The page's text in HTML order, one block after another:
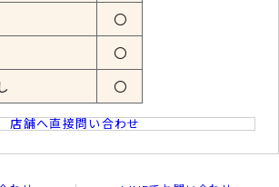
〇
〇
〇
店舗へ直接問い合わせ